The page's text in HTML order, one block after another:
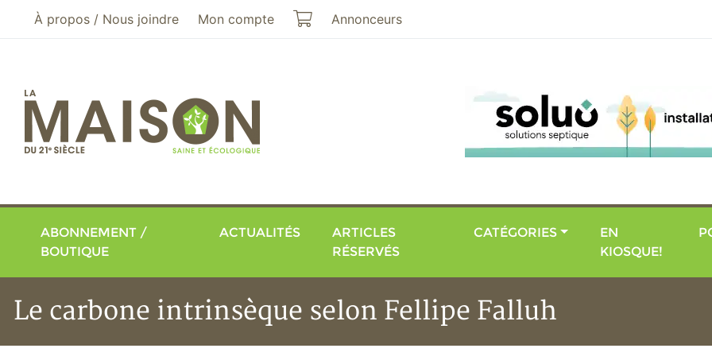
Aller au menu principal
Aller au contenu principal
À propos / Nous joindre Mon compte Mon panier
Annonceurs
ABONNEMENT /
BOUTIQUE
ACTUALITÉS
ARTICLES
RÉSERVÉS
CATÉGORIES
EN
KIOSQUE!
Le carbone intrinsèque selon Fellipe Falluh